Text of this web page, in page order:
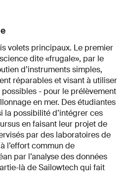
volets principaux. Le premier
dite «frugale», par le
d’instruments simples,
réparables et visant à utiliser
- pour le prélèvement
en mer. Des étudiantes
la possibilité d’intégrer ces
en faisant leur projet de
par des laboratoires de
l’effort commun de
par l’analyse des données
là de Sailowtech qui fait